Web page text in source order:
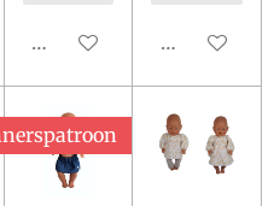
In winkelwagen
In